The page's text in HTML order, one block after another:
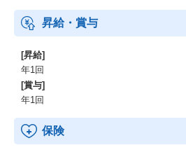
昇給・賞与
[昇給]
年1回
[賞与]
年1回
保険